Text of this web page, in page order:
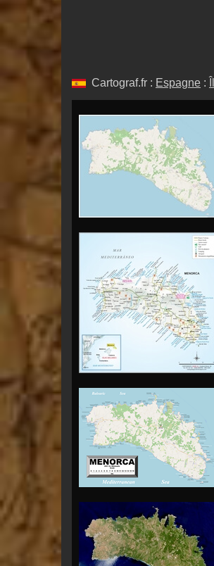
Cartograf.fr : Espagne :